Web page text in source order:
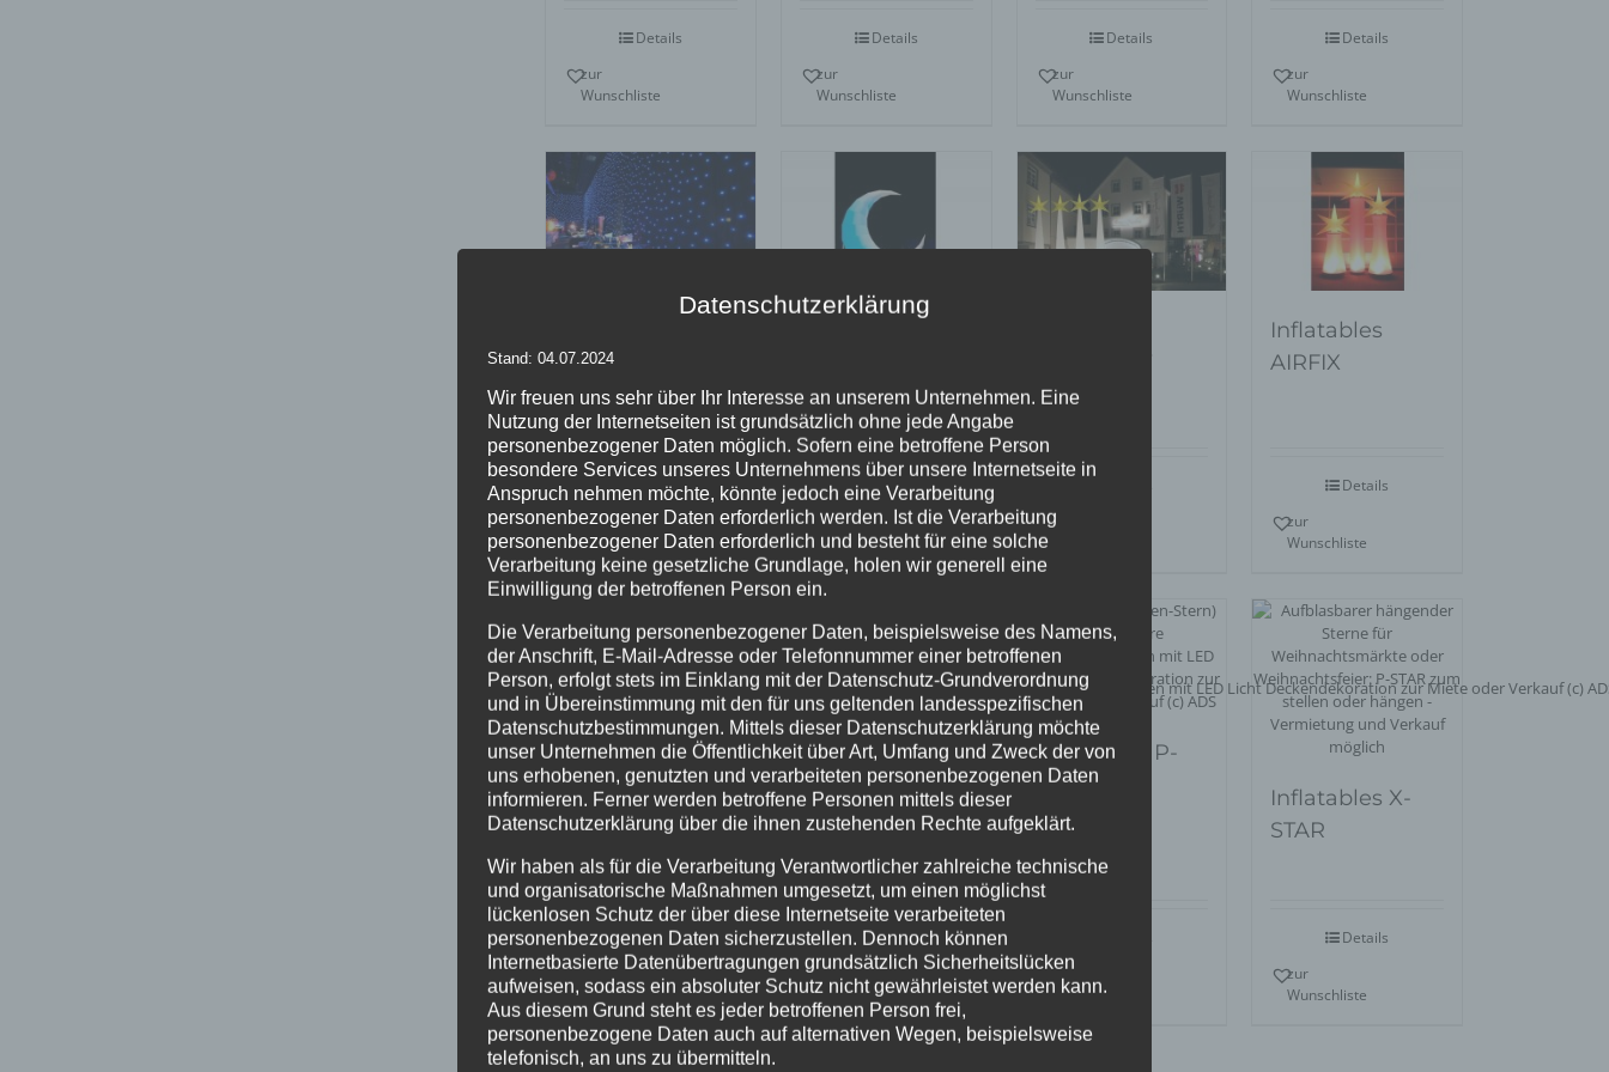
Details
zur
Wunschliste
Details
zur
Wunschliste
Details
zur
Wunschliste
Details
zur
Wunschliste
LED-
Sternenhimmel
Details
zur
Wunschliste
Details
zur
Wunschliste
zur
Inflatables
AIRFIX
Details
zur
Wunschliste
Inflatables
CLOUD
Details
zur
Wunschliste
Inflatables
Details
zur
Wunschliste
Inflatables P-
STAR
zur
Wunschliste
Inflatables X-
STAR
Details
zur
Wunschliste
Datenschutzerklärung
Stand: 04.07.2024
Wir freuen uns sehr über Ihr Interesse an unserem Unternehmen. Eine
Nutzung der Internetseiten ist grundsätzlich ohne jede Angabe
personenbezogener Daten möglich. Sofern eine betroffene Person
besondere Services unseres Unternehmens über unsere Internetseite in
Anspruch nehmen möchte, könnte jedoch eine Verarbeitung
personenbezogener Daten erforderlich werden. Ist die Verarbeitung
personenbezogener Daten erforderlich und besteht für eine solche
Verarbeitung keine gesetzliche Grundlage, holen wir generell eine
Einwilligung der betroffenen Person ein.
Die Verarbeitung personenbezogener Daten, beispielsweise des Namens,
der Anschrift, E-Mail-Adresse oder Telefonnummer einer betroffenen
Person, erfolgt stets im Einklang mit der Datenschutz-Grundverordnung
und in Übereinstimmung mit den für uns geltenden landesspezifischen
Datenschutzbestimmungen. Mittels dieser Datenschutzerklärung möchte
unser Unternehmen die Öffentlichkeit über Art, Umfang und Zweck der von
uns erhobenen, genutzten und verarbeiteten personenbezogenen Daten
informieren. Ferner werden betroffene Personen mittels dieser
Datenschutzerklärung über die ihnen zustehenden Rechte aufgeklärt.
Wir haben als für die Verarbeitung Verantwortlicher zahlreiche technische
und organisatorische Maßnahmen umgesetzt, um einen möglichst
lückenlosen Schutz der über diese Internetseite verarbeiteten
personenbezogenen Daten sicherzustellen. Dennoch können
Internetbasierte Datenübertragungen grundsätzlich Sicherheitslücken
aufweisen, sodass ein absoluter Schutz nicht gewährleistet werden kann.
Aus diesem Grund steht es jeder betroffenen Person frei,
personenbezogene Daten auch auf alternativen Wegen, beispielsweise
telefonisch, an uns zu übermitteln.